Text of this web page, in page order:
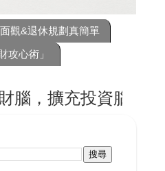
觀&退休規劃真簡單
攻心術」
充投資腦，從輕易豐